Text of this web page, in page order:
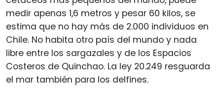
medir apenas 1,6 metros y pesar 60 kilos, se
estima que no hay más de 2.000 individuos en
Chile. No habita otro país del mundo y nada
libre entre los sargazales y de los Espacios
Costeros de Quinchao. La ley 20.249 resguarda
el mar también para los delfines.